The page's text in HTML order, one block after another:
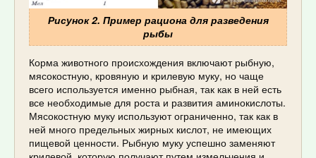
Рисунок 2. Пример рациона для разведения
рыбы
Корма животного происхождения включают рыбную,
мясокостную, кровяную и крилевую муку, но чаще
всего используется именно рыбная, так как в ней есть
все необходимые для роста и развития аминокислоты.
Мясокостную муку используют ограниченно, так как в
ней много предельных жирных кислот, не имеющих
пищевой ценности. Рыбную муку успешно заменяют